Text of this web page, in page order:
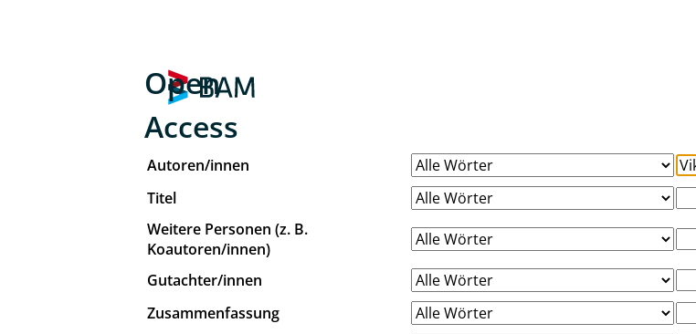
Open
Access
Autoren/innen
Titel
Weitere Personen (z. B.
Koautoren/innen)
Gutachter/innen
Zusammenfassung